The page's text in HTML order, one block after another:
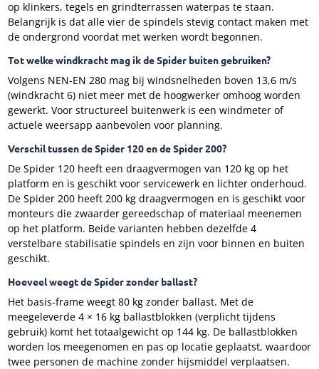
op klinkers, tegels en grindterrassen waterpas te staan.
Belangrijk is dat alle vier de spindels stevig contact maken met
de ondergrond voordat met werken wordt begonnen.
Tot welke windkracht mag ik de Spider buiten gebruiken?
Volgens NEN-EN 280 mag bij windsnelheden boven 13,6 m/s
(windkracht 6) niet meer met de hoogwerker omhoog worden
gewerkt. Voor structureel buitenwerk is een windmeter of
actuele weersapp aanbevolen voor planning.
Verschil tussen de Spider 120 en de Spider 200?
De Spider 120 heeft een draagvermogen van 120 kg op het
platform en is geschikt voor servicewerk en lichter onderhoud.
De Spider 200 heeft 200 kg draagvermogen en is geschikt voor
monteurs die zwaarder gereedschap of materiaal meenemen
op het platform. Beide varianten hebben dezelfde 4
verstelbare stabilisatie spindels en zijn voor binnen en buiten
geschikt.
Hoeveel weegt de Spider zonder ballast?
Het basis-frame weegt 80 kg zonder ballast. Met de
meegeleverde 4 × 16 kg ballastblokken (verplicht tijdens
gebruik) komt het totaalgewicht op 144 kg. De ballastblokken
worden los meegenomen en pas op locatie geplaatst, waardoor
twee personen de machine zonder hijsmiddel verplaatsen.